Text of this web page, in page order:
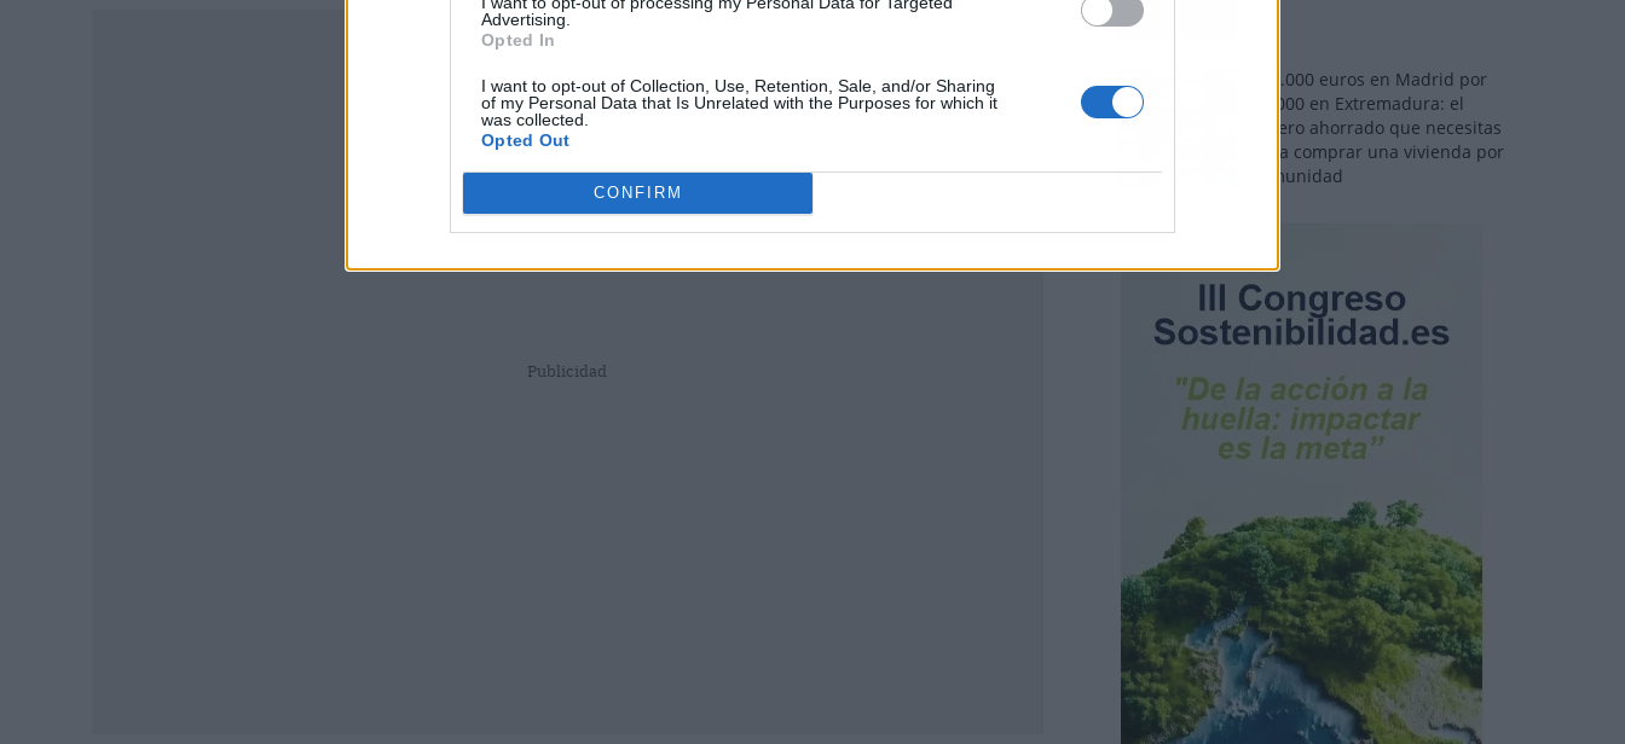
Advertising.
Opted In
I want to opt-out of Collection, Use, Retention, Sale, and/or Sharing
of my Personal Data that Is Unrelated with the Purposes for which it
was collected.
Opted Out
CONFIRM
Publicidad
110.000 euros en Madrid por
31.000 en Extremadura: el
dinero ahorrado que necesitas
para comprar una vivienda por
comunidad